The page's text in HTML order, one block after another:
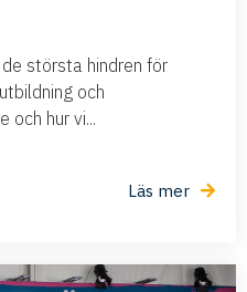
största hindren för
och
och hur vi...
Läs mer